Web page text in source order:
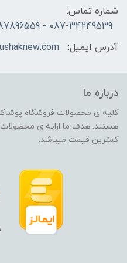
شماره تماس:
087-34249539 - 09187896559 - 09186686646
آدرس ایمیل:
درباره ما
کلیه ی محصولات فروشگاه پوشاک
هستند. هدف ما ارایه ی محصولات
کمترین قیمت میباشد.